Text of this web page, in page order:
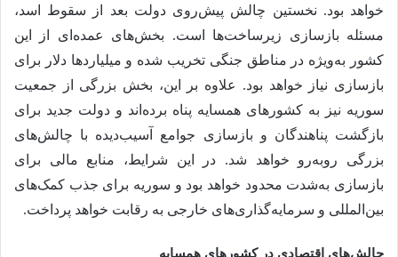
خواهد بود. نخستین چالش پیش‌روی دولت بعد از سقوط اسد،
مسئله بازسازی زیرساخت‌ها است. بخش‌های عمده‌ای از این
کشور به‌ویژه در مناطق جنگی تخریب شده و میلیاردها دلار برای
بازسازی نیاز خواهد بود. علاوه بر این، بخش بزرگی از جمعیت
سوریه نیز به کشورهای همسایه پناه برده‌اند و دولت جدید برای
بازگشت پناهندگان و بازسازی جوامع آسیب‌دیده با چالش‌های
بزرگی روبه‌رو خواهد شد. در این شرایط، منابع مالی برای
بازسازی به‌شدت محدود خواهد بود و سوریه برای جذب کمک‌های
بین‌المللی و سرمایه‌گذاری‌های خارجی به رقابت خواهد پرداخت.
چالش‌های اقتصادی در کشورهای همسایه